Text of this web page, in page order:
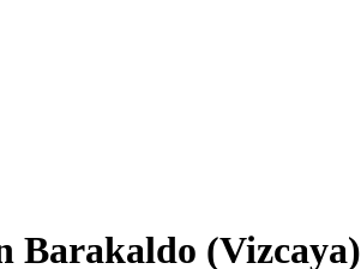
Barakaldo (Vizcaya)